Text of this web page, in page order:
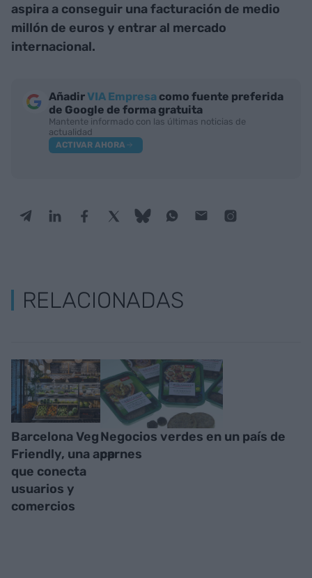
aspira a conseguir una facturación de medio
millón de euros y entrar al mercado
internacional.
AñadirVIA Empresa como fuente preferida
de Google de forma gratuita
Mantente informado con las últimas noticias de
actualidad
ACTIVAR AHORA
RELACIONADAS
Barcelona Veg
Friendly, una app
que conecta
usuarios y
comercios
Negocios verdes en un país de
carnes